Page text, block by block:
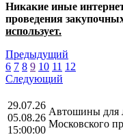
Никакие иные
проведения
использует.
Предыдущий
6 7 8 9 10 11 12
Следующий
29.07.26
05.08.26
15:00:00
Автошины для
Московского